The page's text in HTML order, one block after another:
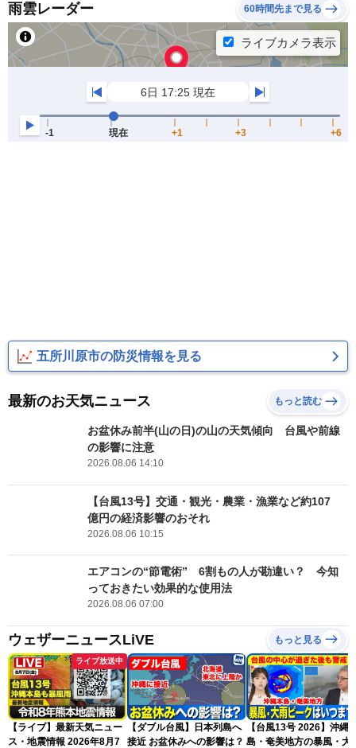
雨雲レーダー 60時間先まで見る
五所川原市の防災情報を見る
最新のお天気ニュース もっと読む
お盆休み前半(山の日)の山の天気傾向 台風や前線
の影響に注意
2026.08.06 14:10
【台風13号】交通・観光・農業・漁業など約107
億円の経済影響のおそれ
2026.08.06 10:15
エアコンの“節電術” 6割もの人が勘違い？ 今知
っておきたい効果的な使用法
2026.08.06 07:00
ウェザーニュースLiVE もっと見る
ライブ放送中
【ライブ】最新天気ニュー
ス・地震情報 2026年8月7
【ダブル台風】日本列島へ
接近 お盆休みへの影響は？
【台風13号 2026】沖縄
島・奄美地方の暴風・大